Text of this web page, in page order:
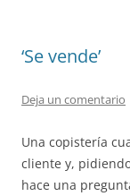
‘Se vende’
Deja un comentario
Una copistería
cliente y,
hace una